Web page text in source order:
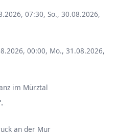
07:30, So., 30.08.2026,
00:00, Mo., 31.08.2026,
im Mürztal
an der Mur